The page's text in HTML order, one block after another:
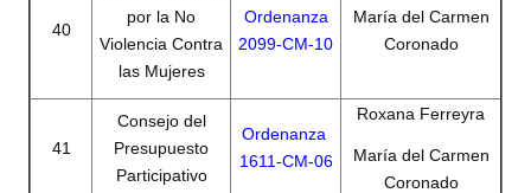
40
por la No
Violencia Contra
las Mujeres
Ordenanza
2099-CM-10
María del Carmen
Coronado
41
Consejo del
Presupuesto
Participativo
Ordenanza
1611-CM-06
Roxana Ferreyra
María del Carmen
Coronado